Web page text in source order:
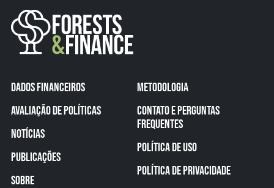
DADOS FINANCEIROS
AVALIAÇÃO DE POLÍTICAS
NOTÍCIAS
PUBLICAÇÕES
SOBRE
METODOLOGIA
CONTATO E PERGUNTAS
FREQUENTES
POLÍTICA DE USO
POLÍTICA DE PRIVACIDADE